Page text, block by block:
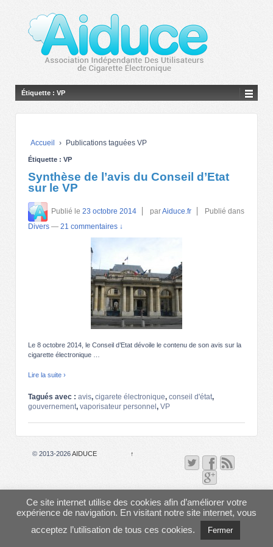
Étiquette : VP
Accueil › Publications taguées VP
Étiquette : VP
Synthèse de l’avis du Conseil d’Etat
sur le VP
Publié le 23 octobre 2014 parAiduce.fr
Publié dans
Divers — 21 commentaires ↓
Le 8 octobre 2014, le Conseil d’Etat dévoile le contenu de son avis sur la
cigarette électronique …
Lire la suite ›
Tagués avec : avis, cigarete électronique, conseil d'état,
gouvernement, vaporisateur personnel , VP
© 2013-2026AIDUCE ↑
Ce site internet utilise des cookies afin d’améliorer votre
expérience de navigation. En visitant notre site internet, vous
acceptez l’utilisation de tous ces cookies.
Fermer